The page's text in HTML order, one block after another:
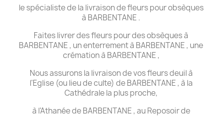
le spécialiste de la livraison de fleurs pour obsèques
à BARBENTANE .
Faites livrer des fleurs pour des obsèques à
BARBENTANE , un enterrement à BARBENTANE , une
crémation à BARBENTANE ,
Nous assurons la livraison de vos fleurs deuil à
l'Eglise (ou lieu de culte) de BARBENTANE , à la
Cathédrale la plus proche,
à l'Athanée de BARBENTANE , au Reposoir de